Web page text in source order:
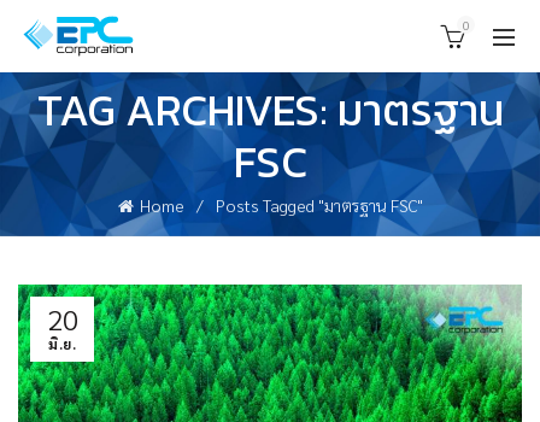
0
TAG ARCHIVES: มาตรฐาน
FSC
Home Posts Tagged "มาตรฐาน FSC"
20
มิ.ย.